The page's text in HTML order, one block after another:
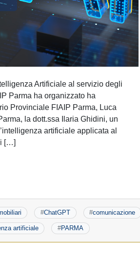
Artificiale al servizio degli
Parma ha organizzato ha
Provinciale FIAIP Parma, Luca
la dott.ssa Ilaria Ghidini, un
artificiale applicata al
[…]
#ChatGPT #comunicazione
artificiale #PARMA